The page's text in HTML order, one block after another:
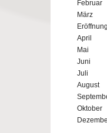
Februar
März
April
Mai
Juni
Juli
August
Oktober